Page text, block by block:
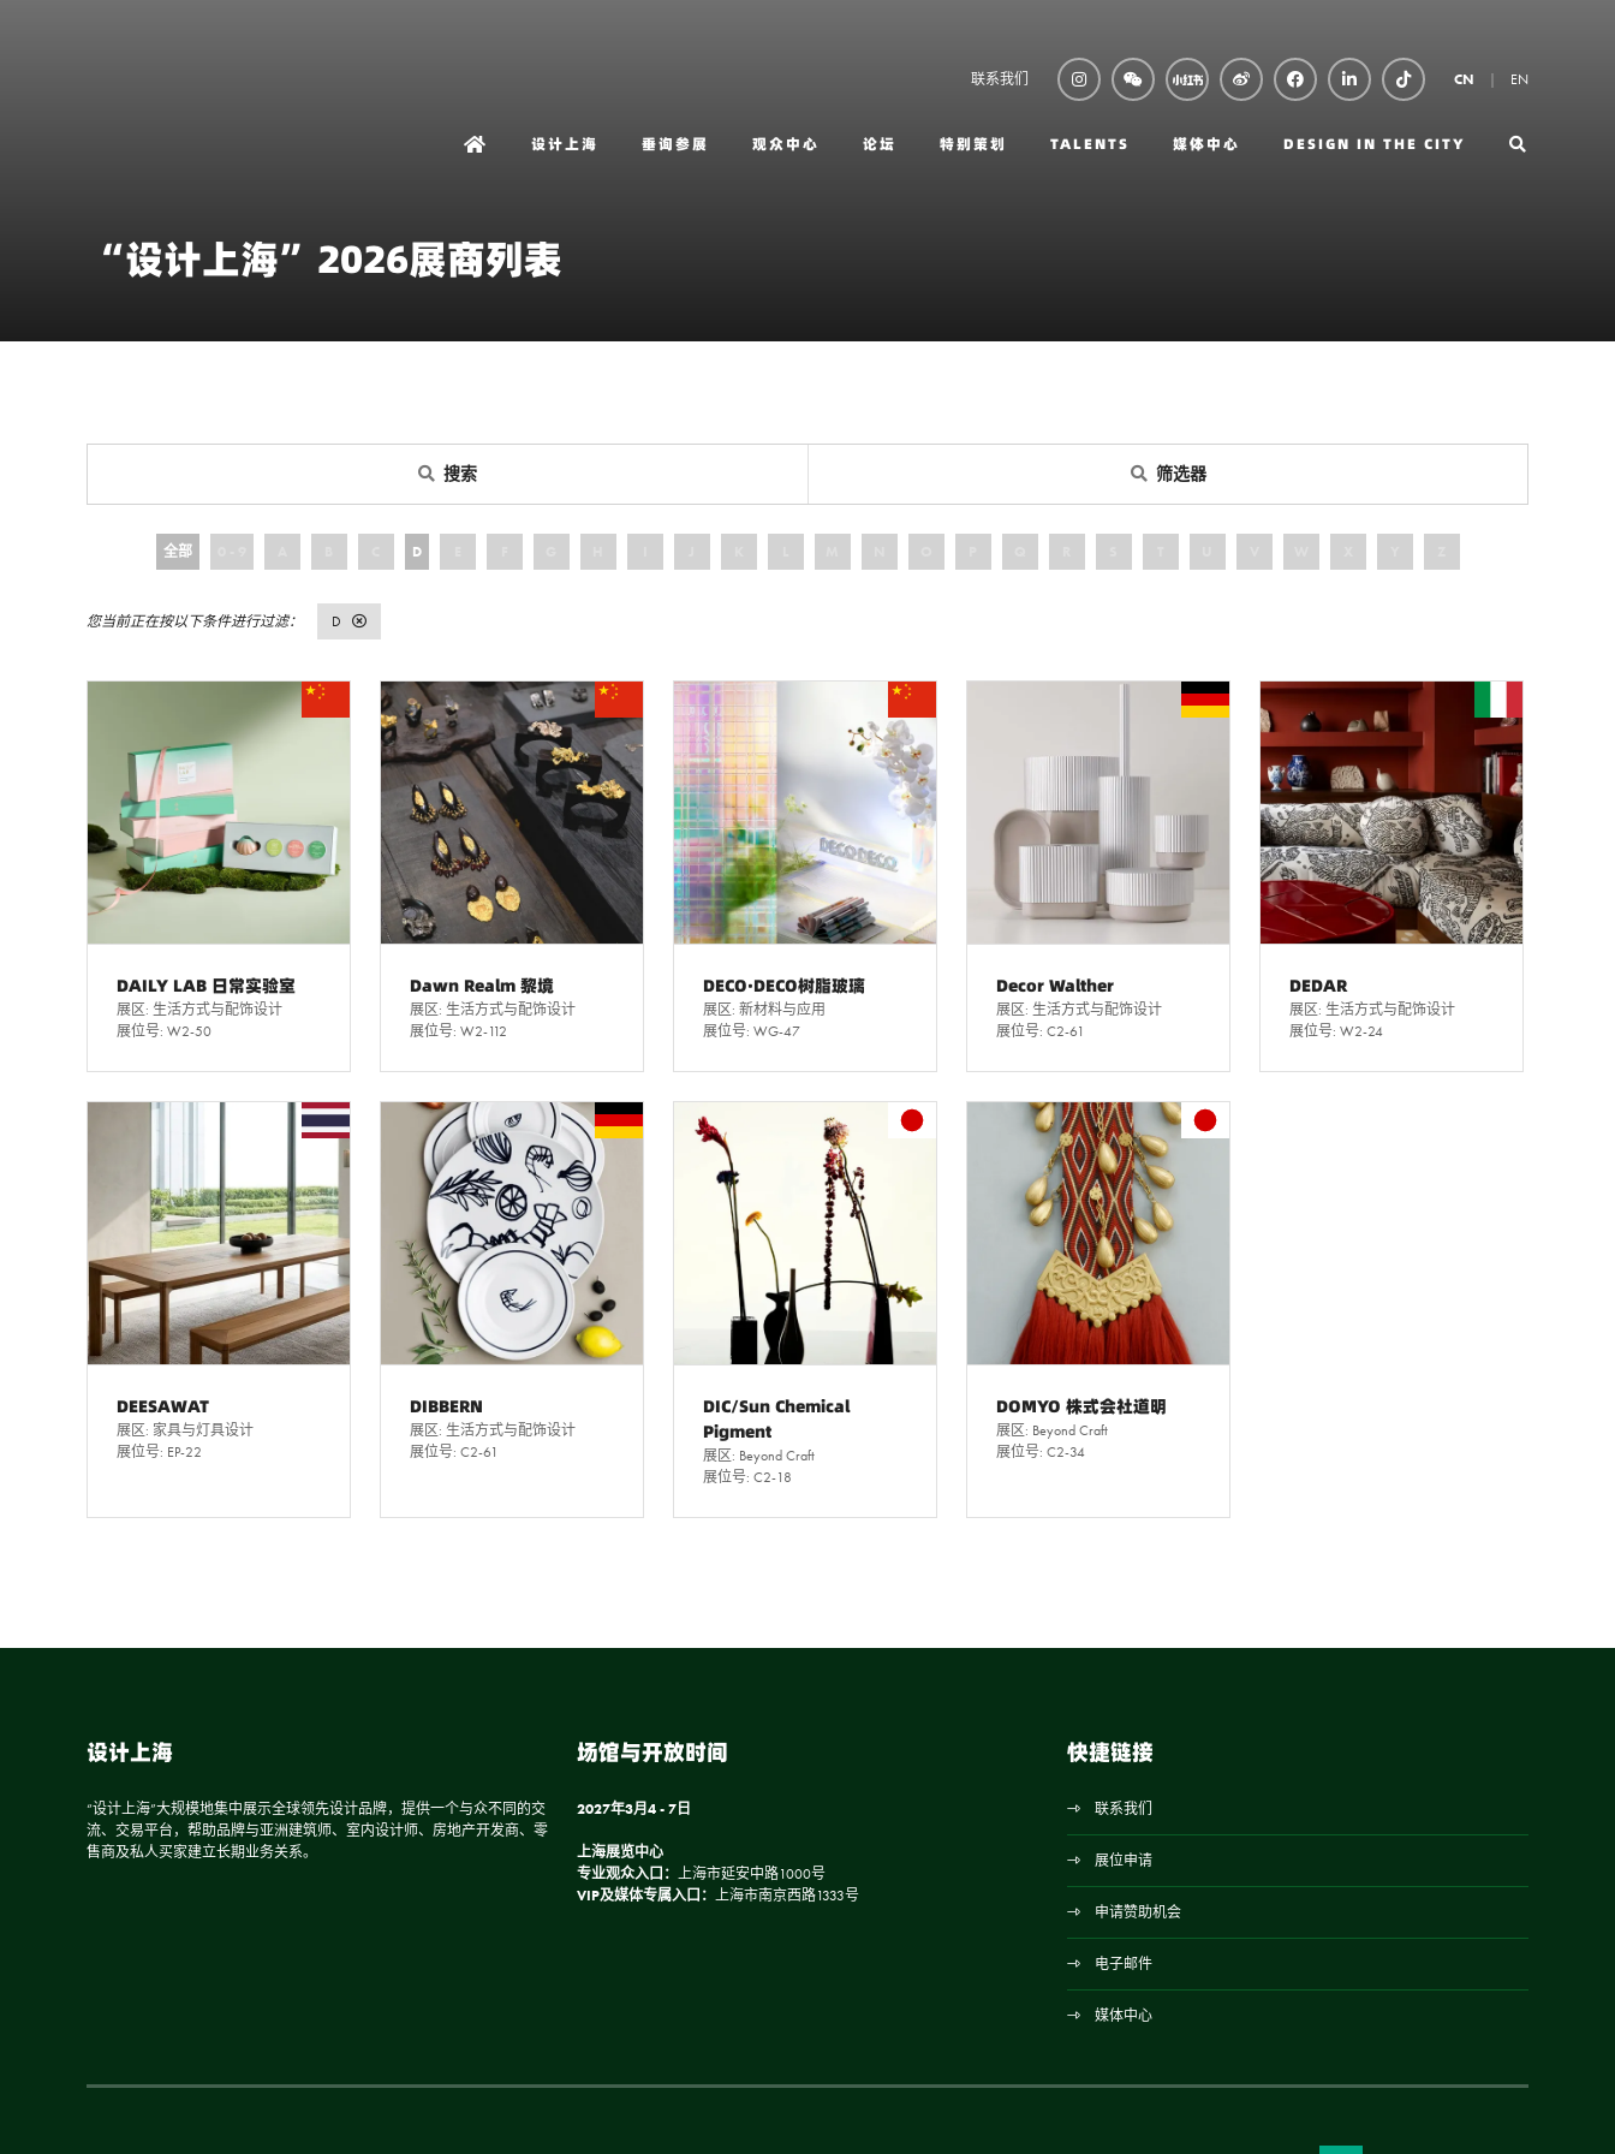
联系我们 CN EN
设计上海 垂询参展 观众中心 论坛 特别策划 TALENTS 媒体中心 DESIGN IN THE CITY
“设计上海”2026展商列表
搜索 筛选器
全部 D
D
DAILY LAB 日常实验室
展区: 生活方式与配饰设计
展位号: W2-50
Dawn Realm 黎境
展区: 生活方式与配饰设计
展位号: W2-112
DECO·DECO树脂玻璃
展区: 新材料与应用
展位号: WG-47
Decor Walther
展区: 生活方式与配饰设计
展位号: C2-61
DEDAR
展区: 生活方式与配饰设计
展位号: W2-24
DEESAWAT
展区: 家具与灯具设计
展位号: EP-22
DIBBERN
展区: 生活方式与配饰设计
展位号: C2-61
DIC/Sun Chemical
Pigment
展区: Beyond Craft
展位号: C2-18
DOMYO 株式会社道明
展区: Beyond Craft
展位号: C2-34
设计上海
“设计上海”大规模地集中展示全球领先设计品牌，提供一个与众不同的交
流、交易平台，帮助品牌与亚洲建筑师、室内设计师、房地产开发商、零
售商及私人买家建立长期业务关系。
场馆与开放时间
2027年3月4 - 7日
上海展览中心
专业观众入口： 上海市延安中路1000号
VIP及媒体专属入口： 上海市南京西路1333号
快捷链接
联系我们
展位申请
申请赞助机会
电子邮件
媒体中心